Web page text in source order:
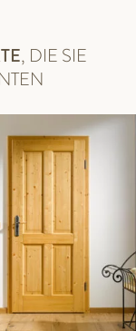
, DIE SIE